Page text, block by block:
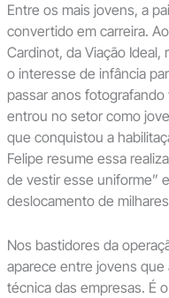
Entre os mais jovens, a
convertido em carreira.
Cardinot, da Viação
o interesse de infância
passar anos
entrou no setor como
que conquistou a
Felipe resume essa
de vestir esse uniforme”
deslocamento de
Nos bastidores da
aparece entre jovens
técnica das empresas. É